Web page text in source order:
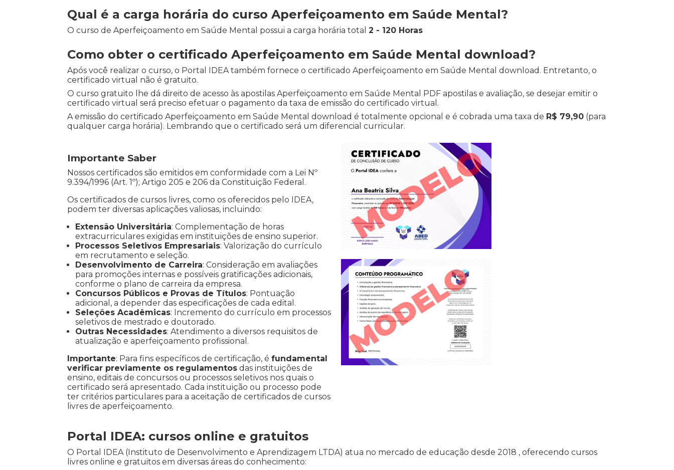
Qual é a carga horária do curso Aperfeiçoamento em Saúde Mental?
O curso de Aperfeiçoamento em Saúde Mental possui a carga horária total 2 - 120 Horas
Como obter o certificado Aperfeiçoamento em Saúde Mental download?
Após você realizar o curso, o Portal IDEA também fornece o certificado Aperfeiçoamento em Saúde Mental download. Entretanto, o
certificado virtual não é gratuito.
O curso gratuito lhe dá direito de acesso às apostilas Aperfeiçoamento em Saúde Mental PDF apostilas e avaliação, se desejar emitir o
certificado virtual será preciso efetuar o pagamento da taxa de emissão do certificado virtual.
A emissão do certificado Aperfeiçoamento em Saúde Mental download é totalmente opcional e é cobrada uma taxa de R$ 79,90 (para
qualquer carga horária). Lembrando que o certificado será um diferencial curricular.
Importante Saber
Nossos certificados são emitidos em conformidade com a Lei Nº
9.394/1996 (Art. 1º); Artigo 205 e 206 da Constituição Federal.
Os certificados de cursos livres, como os oferecidos pelo IDEA,
podem ter diversas aplicações valiosas, incluindo:
Extensão Universitária: Complementação de horas
extracurriculares exigidas em instituições de ensino superior.
Processos Seletivos Empresariais: Valorização do currículo
em recrutamento e seleção.
Desenvolvimento de Carreira: Consideração em avaliações
para promoções internas e possíveis gratificações adicionais,
conforme o plano de carreira da empresa.
Concursos Públicos e Provas de Títulos: Pontuação
adicional, a depender das especificações de cada edital.
Seleções Acadêmicas: Incremento do currículo em processos
seletivos de mestrado e doutorado.
Outras Necessidades: Atendimento a diversos requisitos de
atualização e aperfeiçoamento profissional.
Importante: Para fins específicos de certificação, é fundamental
verificar previamente os regulamentos das instituições de
ensino, editais de concursos ou processos seletivos nos quais o
certificado será apresentado. Cada instituição ou processo pode
ter critérios particulares para a aceitação de certificados de cursos
livres de aperfeiçoamento.
Portal IDEA: cursos online e gratuitos
O Portal IDEA (Instituto de Desenvolvimento e Aprendizagem LTDA) atua no mercado de educação desde 2018 , oferecendo cursos
livres online e gratuitos em diversas áreas do conhecimento: